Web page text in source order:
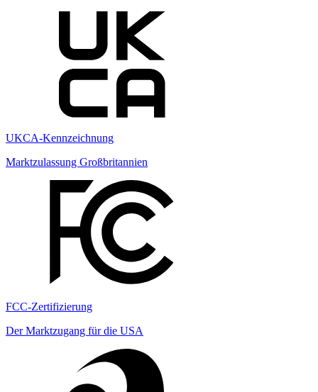
UKCA-Kennzeichnung
Marktzulassung Großbritannien
FCC-Zertifizierung
Der Marktzugang für die USA